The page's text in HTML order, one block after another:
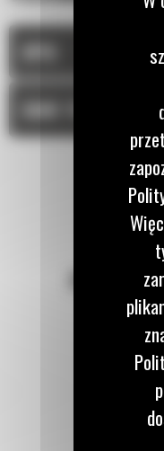
OPIS
DANE TECHNICZNE